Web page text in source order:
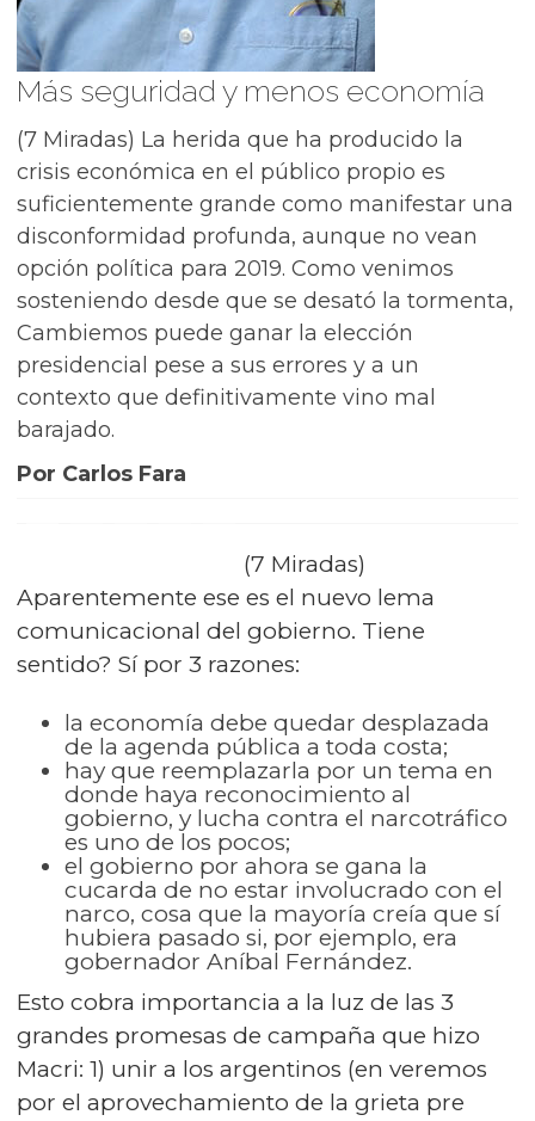
Más seguridad y menos economía
(7 Miradas) La herida que ha producido la
crisis económica en el público propio es
suficientemente grande como manifestar una
disconformidad profunda, aunque no vean
opción política para 2019. Como venimos
sosteniendo desde que se desató la tormenta,
Cambiemos puede ganar la elección
presidencial pese a sus errores y a un
contexto que definitivamente vino mal
barajado.
Por Carlos Fara
(7 Miradas)
Aparentemente ese es el nuevo lema
comunicacional del gobierno. Tiene
sentido? Sí por 3 razones:
la economía debe quedar desplazada
de la agenda pública a toda costa;
hay que reemplazarla por un tema en
donde haya reconocimiento al
gobierno, y lucha contra el narcotráfico
es uno de los pocos;
el gobierno por ahora se gana la
cucarda de no estar involucrado con el
narco, cosa que la mayoría creía que sí
hubiera pasado si, por ejemplo, era
gobernador Aníbal Fernández.
Esto cobra importancia a la luz de las 3
grandes promesas de campaña que hizo
Macri: 1) unir a los argentinos (en veremos
por el aprovechamiento de la grieta pre